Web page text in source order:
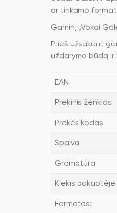
ar tinkamo
Gaminį „Vokai
Prieš užsakant
uždarymo būdą
EAN
Prekinis ženklas
Prekės kodas
Spalva
Gramatūra
Kiekis pakuotėje
Formatas: